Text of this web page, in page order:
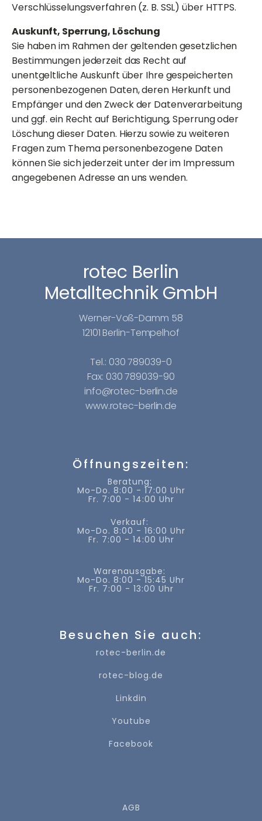
Verschlüsselungsverfahren (z. B. SSL) über HTTPS.
Auskunft, Sperrung, Löschung
Sie haben im Rahmen der geltenden gesetzlichen
Bestimmungen jederzeit das Recht auf
unentgeltliche Auskunft über Ihre gespeicherten
personenbezogenen Daten, deren Herkunft und
Empfänger und den Zweck der Datenverarbeitung
und ggf. ein Recht auf Berichtigung, Sperrung oder
Löschung dieser Daten. Hierzu sowie zu weiteren
Fragen zum Thema personenbezogene Daten
können Sie sich jederzeit unter der im Impressum
angegebenen Adresse an uns wenden.
rotec Berlin
Metalltechnik GmbH
Werner-Voß-Damm 58
12101 Berlin-Tempelhof
Tel.: 030 789039-0
Fax: 030 789039-90
info@rotec-berlin.de
www.rotec-berlin.de
Öffnungszeiten:
Beratung:
Mo-Do. 8:00 - 17:00 Uhr
Fr. 7:00 - 14:00 Uhr
Verkauf:
Mo-Do. 8:00 - 16:00 Uhr
Fr. 7:00 - 14:00 Uhr
Warenausgabe:
Mo-Do. 8:00 - 15:45 Uhr
Fr. 7:00 - 13:00 Uhr
Besuchen Sie auch:
rotec-berlin.de
rotec-blog.de
Linkdin
Youtube
Facebook
AGB